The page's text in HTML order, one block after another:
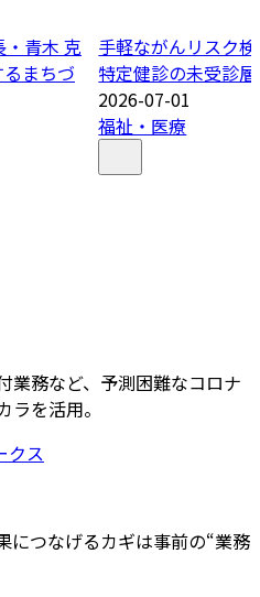
・青木 克
まちづ
手軽ながんリスク
特定健診の未受診
2026-07-01
福祉・医療
業務など、予測困難なコロナ
を活用。
につなげるカギは事前の“業務